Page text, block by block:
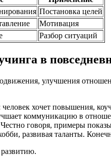
Постановка целей
Мотивация
Разбор ситуаций
в
улучшения
хочет повышения,
коммуникацию в
говоря, примеры
развивая таланты.